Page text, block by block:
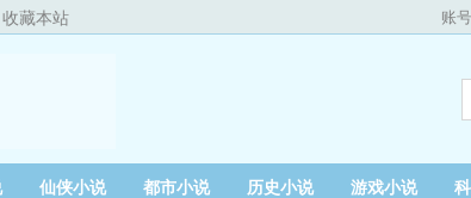
收藏本站 账
仙侠小说 都市小说 历史小说 游戏小说